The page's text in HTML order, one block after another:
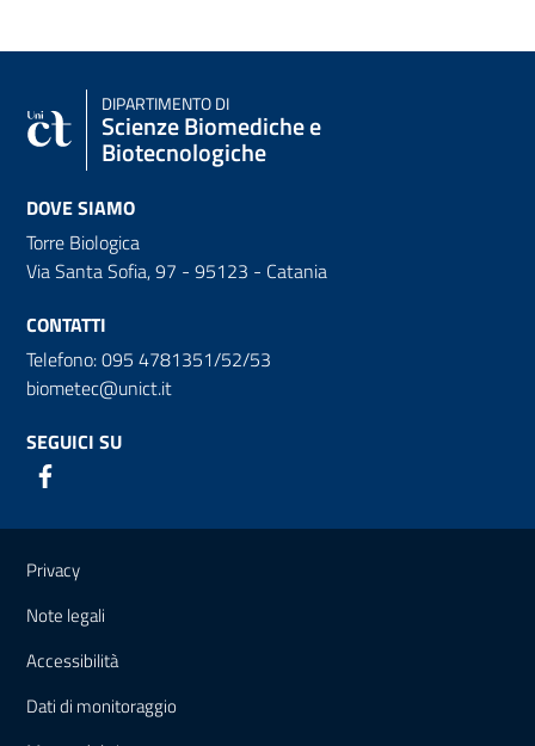
DIPARTIMENTO DI
Scienze Biomediche e
Biotecnologiche
DOVE SIAMO
Torre Biologica
Via Santa Sofia, 97 - 95123 - Catania
CONTATTI
Telefono: 095 4781351/52/53
biometec@unict.it
SEGUICI SU
Link e informazioni utili
Privacy
Note legali
Accessibilità
Dati di monitoraggio